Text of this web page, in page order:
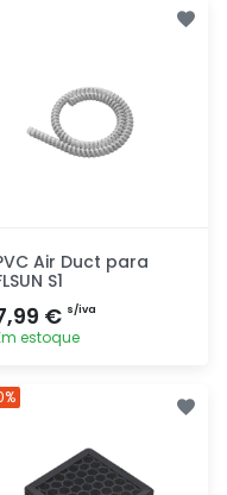
Air Duct para
S1
€ s/iva
estoque